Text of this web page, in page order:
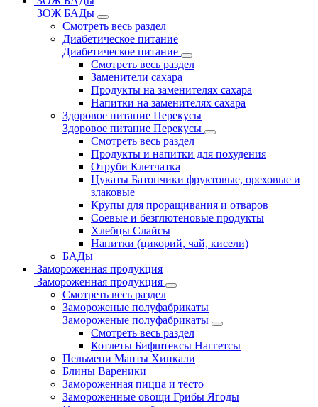
ЗОЖ БАДы
Смотреть весь раздел
Диабетическое питание
Диабетическое питание
Смотреть весь раздел
Заменители сахара
Продукты на заменителях сахара
Напитки на заменителях сахара
Здоровое питание Перекусы
Здоровое питание Перекусы
Смотреть весь раздел
Продукты и напитки для похудения
Отруби Клетчатка
Цукаты Батончики фруктовые, ореховые и
злаковые
Крупы для проращивания и отваров
Соевые и безглютеновые продукты
Хлебцы Слайсы
Напитки (цикорий, чай, кисели)
БАДы
Замороженная продукция
Замороженная продукция
Смотреть весь раздел
Замороженые полуфабрикаты
Замороженые полуфабрикаты
Смотреть весь раздел
Котлеты Бифштексы Наггетсы
Пельмени Манты Хинкали
Блины Вареники
Замороженная пицца и тесто
Замороженные овощи Грибы Ягоды